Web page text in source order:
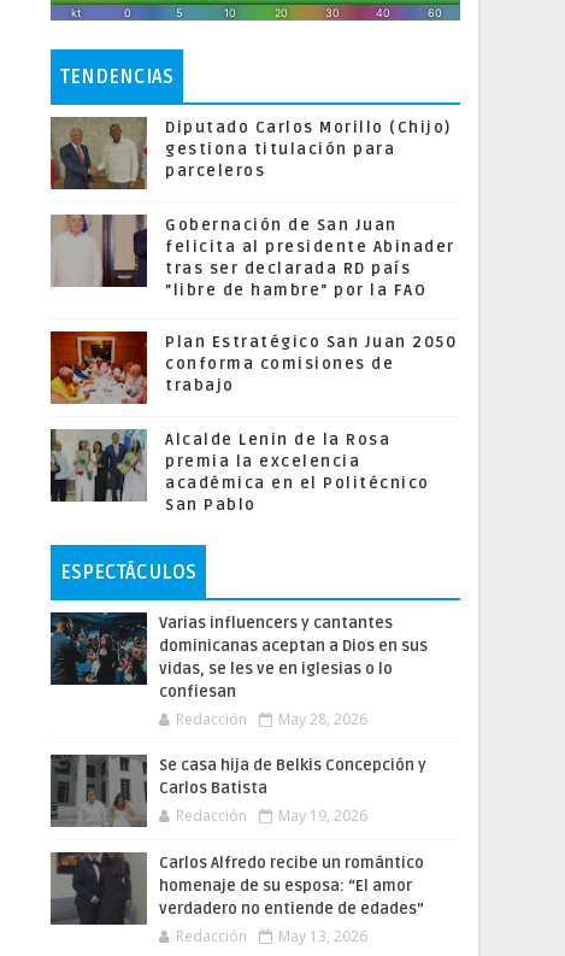
TENDENCIAS
Diputado Carlos Morillo (Chijo)
gestiona titulación para
parceleros
Gobernación de San Juan
felicita al presidente Abinader
tras ser declarada RD país
"libre de hambre" por la FAO
Plan Estratégico San Juan 2050
conforma comisiones de
trabajo
Alcalde Lenin de la Rosa
premia la excelencia
académica en el Politécnico
San Pablo
ESPECTÁCULOS
Varias influencers y cantantes
dominicanas aceptan a Dios en sus
vidas, se les ve en iglesias o lo
confiesan
Redacción May 28, 2026
Se casa hija de Belkis Concepción y
Carlos Batista
Redacción May 19, 2026
Carlos Alfredo recibe un romántico
homenaje de su esposa: “El amor
verdadero no entiende de edades”
Redacción May 13, 2026